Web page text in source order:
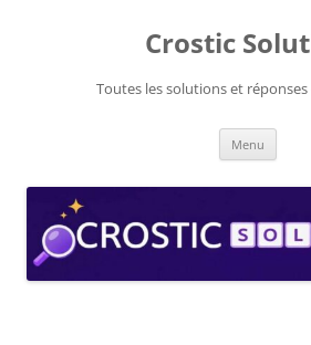
Crostic
Toutes les solutions et
Menu